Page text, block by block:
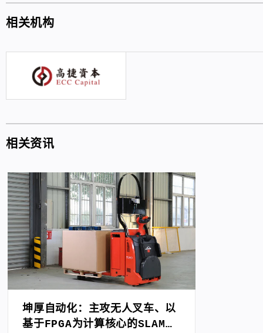
相关机构
相关资讯
坤厚自动化：主攻无人叉车、以
基于FPGA为计算核心的SLAM导